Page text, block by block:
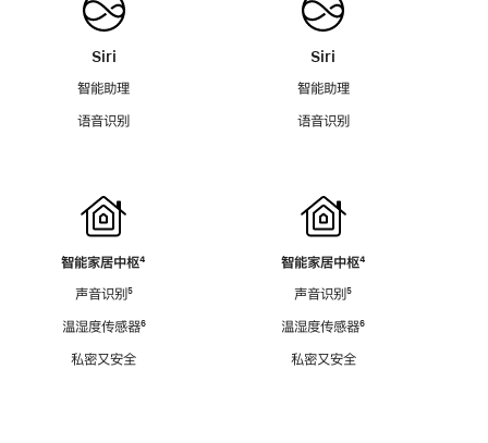
Siri
智能助理
语音识别
智能家居中枢脚
⁴
声音识别脚
⁵
温湿度传感器脚
⁶
私密又安全
Siri
智能助理
语音识别
智能家居中枢脚
⁴
声音识别脚
⁵
温湿度传感器脚
⁶
私密又安全